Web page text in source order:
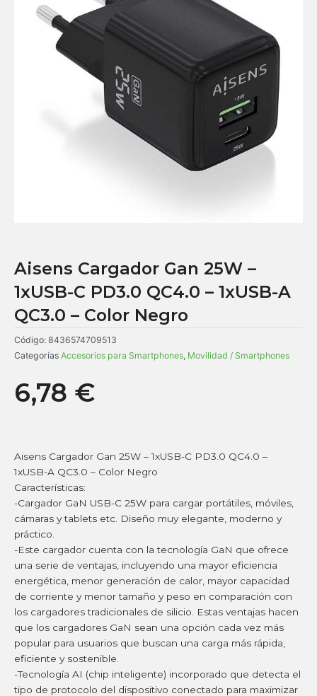
Aisens Cargador Gan 25W –
1xUSB-C PD3.0 QC4.0 – 1xUSB-A
QC3.0 – Color Negro
Código: 8436574709513
Categorías Accesorios para Smartphones, Movilidad / Smartphones
6,78 €
Aisens Cargador Gan 25W – 1xUSB-C PD3.0 QC4.0 –
1xUSB-A QC3.0 – Color Negro
Características:
-Cargador GaN USB-C 25W para cargar portátiles, móviles,
cámaras y tablets etc. Diseño muy elegante, moderno y
práctico.
-Este cargador cuenta con la tecnología GaN que ofrece
una serie de ventajas, incluyendo una mayor eficiencia
energética, menor generación de calor, mayor capacidad
de corriente y menor tamaño y peso en comparación con
los cargadores tradicionales de silicio. Estas ventajas hacen
que los cargadores GaN sean una opción cada vez más
popular para usuarios que buscan una carga más rápida,
eficiente y sostenible.
-Tecnología AI (chip inteligente) incorporado que detecta el
tipo de protocolo del dispositivo conectado para maximizar